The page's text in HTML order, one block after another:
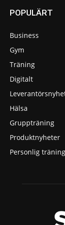
POPULÄRT
Business
Gym
Träning
Digitalt
Hälsa
Gruppträning
Produktnyheter
Personlig träning